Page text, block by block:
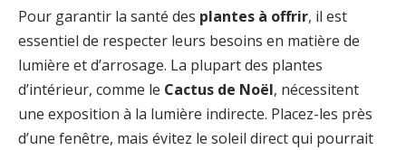
Pour garantir la santé des plantes à offrir, il est
essentiel de respecter leurs besoins en matière de
lumière et d’arrosage. La plupart des plantes
d’intérieur, comme le Cactus de Noël, nécessitent
une exposition à la lumière indirecte. Placez-les près
d’une fenêtre, mais évitez le soleil direct qui pourrait